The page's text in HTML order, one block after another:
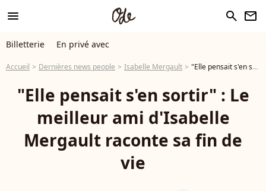
menu search newsletter
Billetterie En privé avec
Accueil Dernières news people Isabelle Mergault "Elle pensait s'en sortir" : Le meilleur ami d'Isabelle Mergault raconte sa fin de vie
"Elle pensait s'en sortir" : Le
meilleur ami d'Isabelle
Mergault raconte sa fin de
vie